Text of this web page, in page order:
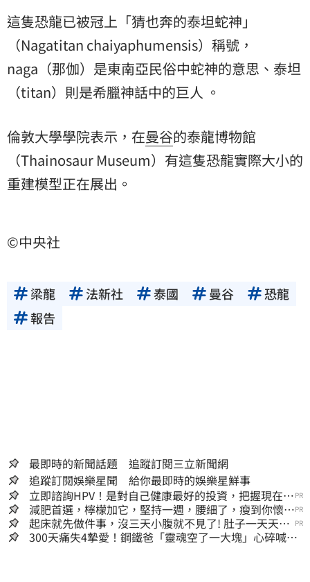
這隻恐龍已被冠上「猜也奔的泰坦蛇神」
（Nagatitan chaiyaphumensis）稱號，
naga（那伽）是東南亞民俗中蛇神的意思、泰坦
（titan）則是希臘神話中的巨人 。
倫敦大學學院表示，在曼谷的泰龍博物館
（Thainosaur Museum）有這隻恐龍實際大小的
重建模型正在展出。
©中央社
梁龍 法新社 泰國 曼谷
恐龍
報告
最即時的新聞話題 追蹤訂閱三立新聞網
追蹤訂閱娛樂星聞 給你最即時的娛樂星鮮事
立即諮詢HPV！是對自己健康最好的投資，把握現在不
嫌晚！
PR
減肥首選，檸檬加它，堅持一週，腰細了，瘦到你懷疑
人生
PR
起床就先做件事，沒三天小腹就不見了! 肚子一天天變
小！
PR
300天痛失4摯愛！鋼鐵爸「靈魂空了一大塊」心碎喊：